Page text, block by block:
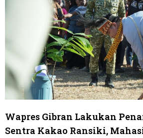
Wapres Gibran Lakukan
Sentra Kakao Ransiki,